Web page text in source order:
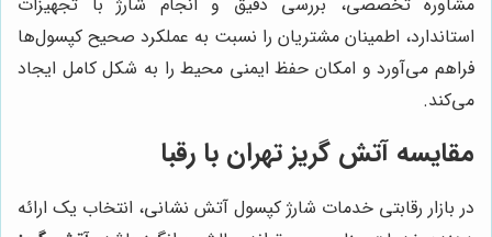
استاندارد، اطمینان مشتریان را نسبت به عملکرد صحیح کپسول‌ها
فراهم می‌آورد و امکان حفظ ایمنی محیط را به شکل کامل ایجاد
می‌کند.
مقایسه آتش گریز تهران با رقبا
در بازار رقابتی خدمات شارژ کپسول آتش نشانی، انتخاب یک ارائه